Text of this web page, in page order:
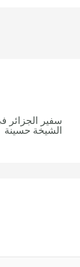
سفير الجزائر
الشيخة حسينة